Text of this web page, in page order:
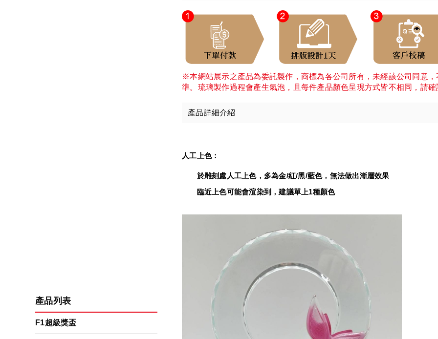
產品列表
F1超級獎盃
※本網站展示之產品為委託製作，商標為各公司所有，未經該公司同意
準。琉璃製作過程會產生氣泡，且每件產品顏色呈現方式皆不相同，請
產品詳細介紹
人工上色：
於雕刻處人工上色，多為金/紅/黑/藍色，無法做出漸層效果
臨近上色可能會渲染到，建議單上1種顏色